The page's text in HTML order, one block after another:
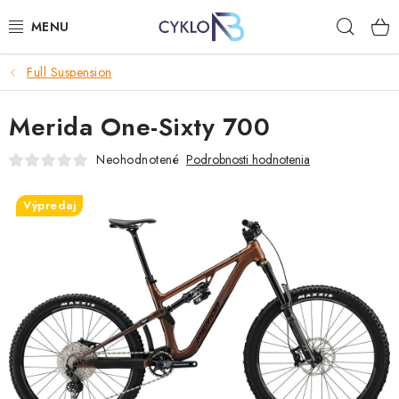
na
E-BIKE
BICYKLE
DOPLNKY
OBLEČENIE
NÁRADIE
PRILBY
Full Suspension
Merida One-Sixty 700
Neohodnotené Podrobnosti hodnotenia
Výpredaj